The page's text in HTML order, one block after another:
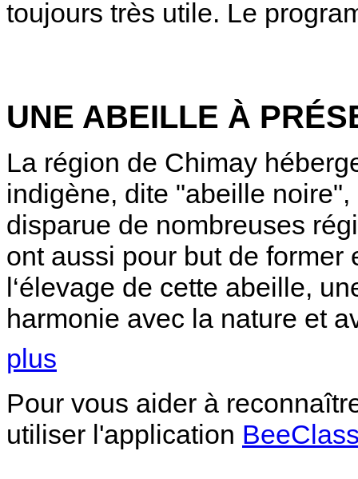
toujours très utile. Le
UNE ABEILLE À
La région de Chimay
indigène, dite "abeille
disparue de nombreuses
ont aussi pour but de
l‘élevage de cette abeille,
harmonie avec la nature et
plus
Pour vous aider à
utiliser l'application